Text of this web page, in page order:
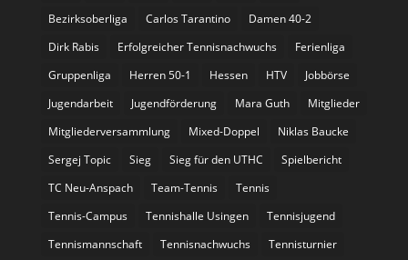
Bezirksoberliga
Carlos Tarantino
Damen 40-2
Dirk Rabis
Erfolgreicher Tennisnachwuchs
Ferienliga
Gruppenliga
Herren 50-1 Hessen HTV
Jobbörse
Jugendarbeit
Jugendförderung Mara Guth
Mitglieder
Mitgliederversammlung
Mixed-Doppel
Niklas Baucke
Sergej Topic
Sieg Sieg für den UTHC
Spielbericht
TC Neu-Anspach
Team-Tennis
Tennis
Tennis-Campus
Tennishalle Usingen
Tennisjugend
Tennismannschaft
Tennisnachwuchs
Tennisturnier